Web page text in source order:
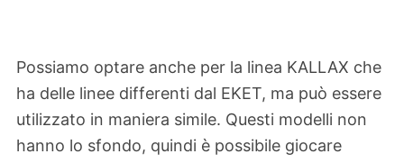
Possiamo optare anche per la linea KALLAX che
ha delle linee differenti dal EKET, ma può essere
utilizzato in maniera simile. Questi modelli non
hanno lo sfondo, quindi è possibile giocare